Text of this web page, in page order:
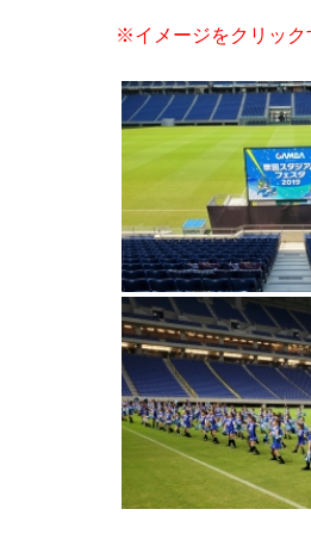
※イメージをクリック